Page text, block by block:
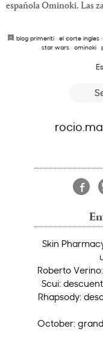
española Ominoki. Las
blog primeriti · el corte ingles ·
star wars· ominoki·
Skin
Roberto
Scui:
Rhapsody:
October: